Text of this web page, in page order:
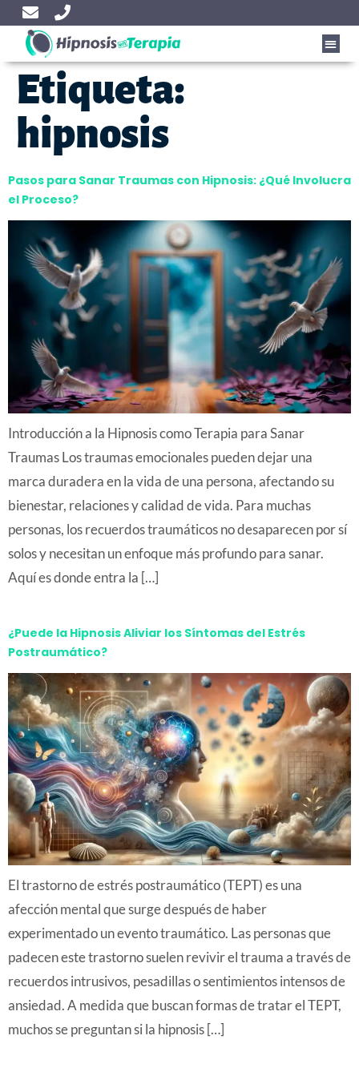
Etiqueta:
hipnosis
Pasos para Sanar Traumas con Hipnosis: ¿Qué Involucra
el Proceso?
Introducción a la Hipnosis como Terapia para Sanar
Traumas Los traumas emocionales pueden dejar una
marca duradera en la vida de una persona, afectando su
bienestar, relaciones y calidad de vida. Para muchas
personas, los recuerdos traumáticos no desaparecen por sí
solos y necesitan un enfoque más profundo para sanar.
Aquí es donde entra la […]
¿Puede la Hipnosis Aliviar los Síntomas del Estrés
Postraumático?
El trastorno de estrés postraumático (TEPT) es una
afección mental que surge después de haber
experimentado un evento traumático. Las personas que
padecen este trastorno suelen revivir el trauma a través de
recuerdos intrusivos, pesadillas o sentimientos intensos de
ansiedad. A medida que buscan formas de tratar el TEPT,
muchos se preguntan si la hipnosis […]